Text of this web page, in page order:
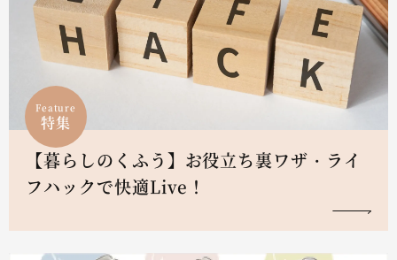
Feature
特集
【暮らしのくふう】お役立ち裏ワザ・ライ
フハックで快適Live！